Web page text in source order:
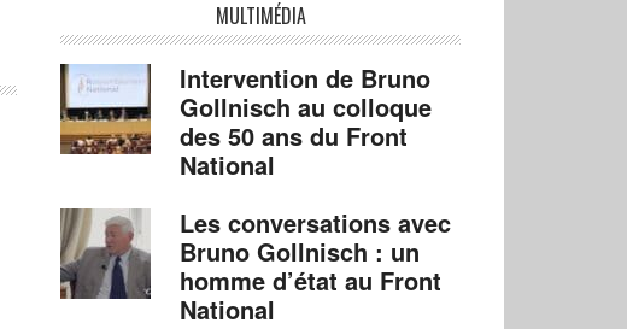
MULTIMÉDIA
Intervention de Bruno
Gollnisch au colloque
des 50 ans du Front
National
Les conversations avec
Bruno Gollnisch : un
homme d’état au Front
National